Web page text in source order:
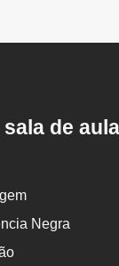
de aula
Negra